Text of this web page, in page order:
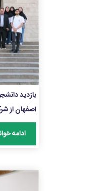
بازدید
اصفهان از
ادامه